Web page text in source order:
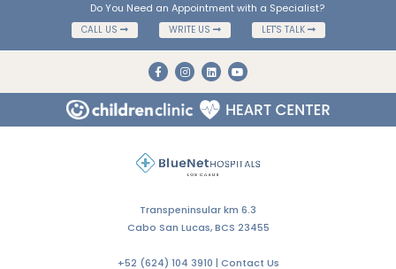
Do You Need an Appointment with a Specialist?
CALL US WRITE US LET'S TALK
Transpeninsular km 6.3
Cabo San Lucas, BCS 23455
+52 (624) 104 3910 | Contact Us